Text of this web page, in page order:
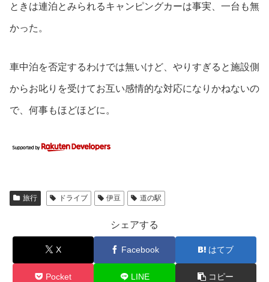
ときは連泊とみられるキャンピングカーは事実、一台も無
かった。
車中泊を否定するわけでは無いけど、やりすぎると施設側
からお叱りを受けてお互い感情的な対応になりかねないの
で、何事もほどほどに。
旅行 ドライブ 伊豆 道の駅
シェアする
X Facebook はてブ
Pocket LINE コピー